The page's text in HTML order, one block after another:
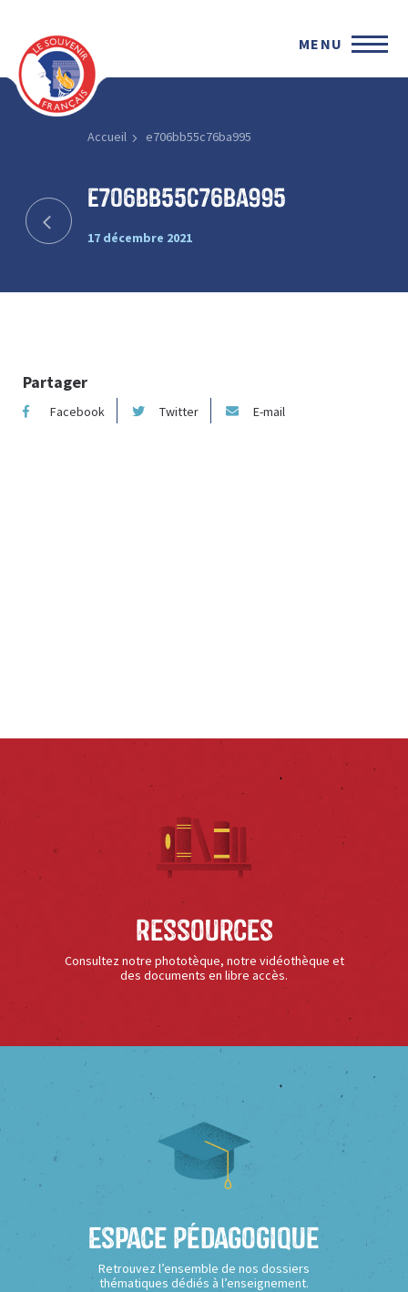
MENU
Accueil e706bb55c76ba995
e706bb55c76ba995
17 décembre 2021
Partager
Facebook Twitter E-mail
Ressources
Consultez notre phototèque, notre vidéothèque et
des documents en libre accès.
Espace Pédagogique
Retrouvez l’ensemble de nos dossiers
thématiques dédiés à l’enseignement.